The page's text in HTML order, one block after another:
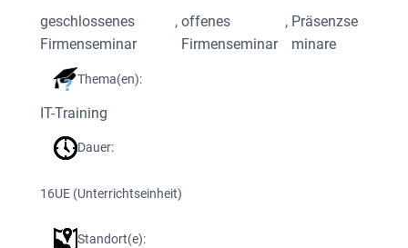
geschlossenes
Firmenseminar
, offenes
Firmenseminar
, Präsenzse
minare
Thema(en):
IT-Training
Dauer:
16UE (Unterrichtseinheit)
Standort(e):